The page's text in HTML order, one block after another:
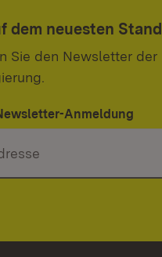
dem neuesten Stand
Sie den Newsletter der
Anmeldung